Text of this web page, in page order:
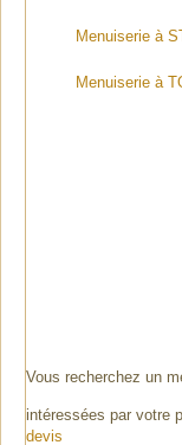
Menuiserie à
Menuiserie à
Vous recherchez un
intéressées par votre
devis